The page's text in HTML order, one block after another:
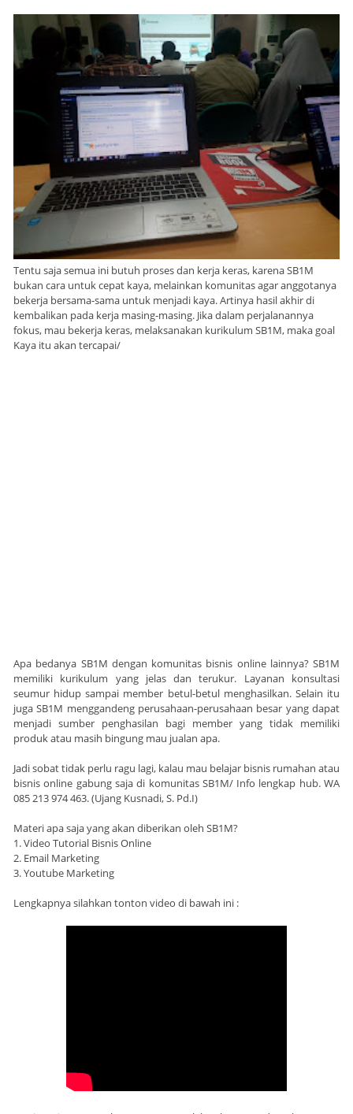
Tentu saja semua ini butuh proses dan kerja keras, karena SB1M
bukan cara untuk cepat kaya, melainkan komunitas agar anggotanya
bekerja bersama-sama untuk menjadi kaya. Artinya hasil akhir di
kembalikan pada kerja masing-masing. Jika dalam perjalanannya
fokus, mau bekerja keras, melaksanakan kurikulum SB1M, maka goal
Kaya itu akan tercapai/
Apa bedanya SB1M dengan komunitas bisnis online lainnya? SB1M
memiliki kurikulum yang jelas dan terukur. Layanan konsultasi
seumur hidup sampai member betul-betul menghasilkan. Selain itu
juga SB1M menggandeng perusahaan-perusahaan besar yang dapat
menjadi sumber penghasilan bagi member yang tidak memiliki
produk atau masih bingung mau jualan apa.
Jadi sobat tidak perlu ragu lagi, kalau mau belajar bisnis rumahan atau
bisnis online gabung saja di komunitas SB1M/ Info lengkap hub. WA
085 213 974 463. (Ujang Kusnadi, S. Pd.I)
Materi apa saja yang akan diberikan oleh SB1M?
1. Video Tutorial Bisnis Online
2. Email Marketing
3. Youtube Marketing
Lengkapnya silahkan tonton video di bawah ini :